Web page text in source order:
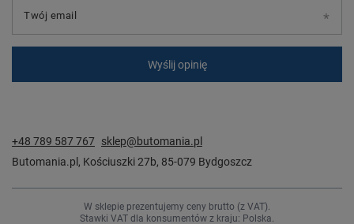
Twój email
Wyślij opinię
+48 789 587 767 sklep@butomania.pl
Butomania.pl , Kościuszki 27b, 85-079 Bydgoszcz
W sklepie prezentujemy ceny brutto (z VAT).
Stawki VAT dla konsumentów z kraju: Polska.